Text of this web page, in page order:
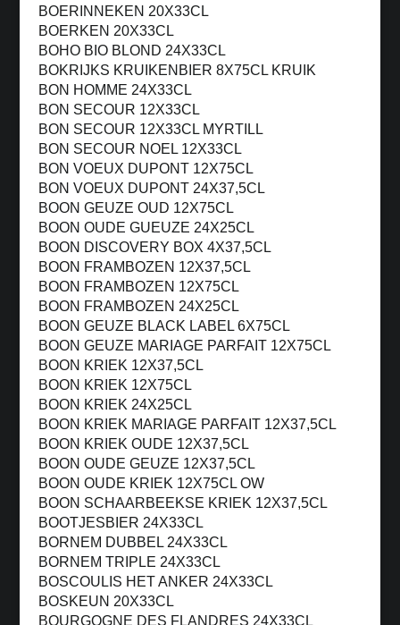
BOERINNEKEN 20X33CL
BOERKEN 20X33CL
BOHO BIO BLOND 24X33CL
BOKRIJKS KRUIKENBIER 8X75CL KRUIK
BON HOMME 24X33CL
BON SECOUR 12X33CL
BON SECOUR 12X33CL MYRTILL
BON SECOUR NOEL 12X33CL
BON VOEUX DUPONT 12X75CL
BON VOEUX DUPONT 24X37,5CL
BOON GEUZE OUD 12X75CL
BOON OUDE GUEUZE 24X25CL
BOON DISCOVERY BOX 4X37,5CL
BOON FRAMBOZEN 12X37,5CL
BOON FRAMBOZEN 12X75CL
BOON FRAMBOZEN 24X25CL
BOON GEUZE BLACK LABEL 6X75CL
BOON GEUZE MARIAGE PARFAIT 12X75CL
BOON KRIEK 12X37,5CL
BOON KRIEK 12X75CL
BOON KRIEK 24X25CL
BOON KRIEK MARIAGE PARFAIT 12X37,5CL
BOON KRIEK OUDE 12X37,5CL
BOON OUDE GEUZE 12X37,5CL
BOON OUDE KRIEK 12X75CL OW
BOON SCHAARBEEKSE KRIEK 12X37,5CL
BOOTJESBIER 24X33CL
BORNEM DUBBEL 24X33CL
BORNEM TRIPLE 24X33CL
BOSCOULIS HET ANKER 24X33CL
BOSKEUN 20X33CL
BOURGOGNE DES FLANDRES 24X33CL